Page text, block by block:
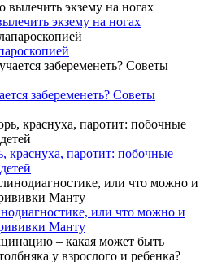
экзему на ногах
забеременеть? Советы
краснуха, паротит: побочные
или что можно и
Манту